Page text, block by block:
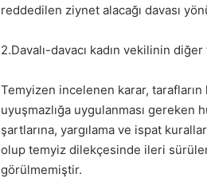
reddedilen ziynet alacağı davası
2.Davalı-davacı kadın vekilinin
Temyizen incelenen karar, tarafların
uyuşmazlığa uygulanması
şartlarına, yargılama ve ispat
olup temyiz dilekçesinde ileri
görülmemiştir.